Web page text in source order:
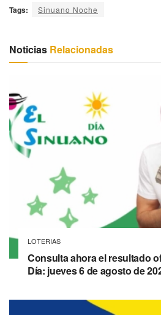
Tags: Sinuano Noche
Noticias Relacionadas
LOTERIAS
Consulta ahora el resultado
Día: jueves 6 de agosto de